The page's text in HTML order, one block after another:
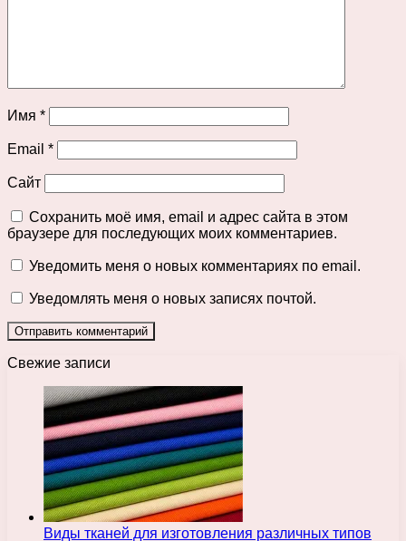
Имя *
Email *
Сайт
Сохранить моё имя, email и адрес сайта в этом
браузере для последующих моих комментариев.
Уведомить меня о новых комментариях по email.
Уведомлять меня о новых записях почтой.
Свежие записи
Виды тканей для изготовления различных типов